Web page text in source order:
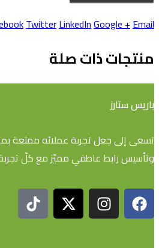
TwitterLinkedInGoogle +Email
منتجات ذات صلة
باريس ستارز
تسعى إلى جعل تجربة عملائه ممتعة
وتأسيس رابط عاطفي مميّز مع كلّ